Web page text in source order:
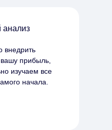
анализ
внедрить
прибыль,
изучаем все
начала.